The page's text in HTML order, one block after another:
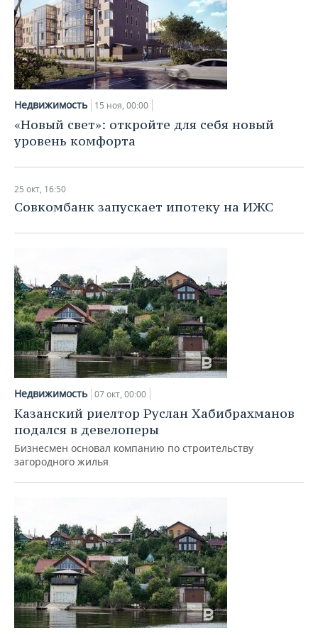
Недвижимость 15 ноя, 00:00
«Новый свет»: откройте для себя новый
уровень комфорта
25 окт, 16:50
Совкомбанк запускает ипотеку на ИЖС
Недвижимость 07 окт, 00:00
Казанский риелтор Руслан Хабибрахманов
подался в девелоперы
Бизнесмен основал компанию по строительству
загородного жилья